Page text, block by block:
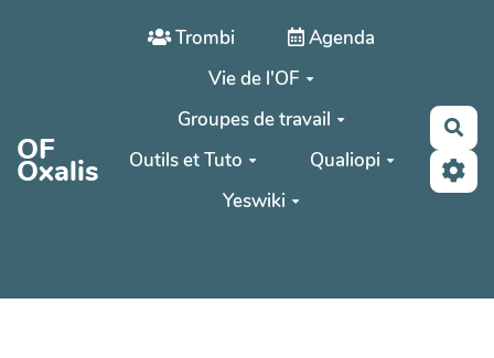
Aller au contenu principal
OF
Oxalis
Trombi
Agenda
Vie de l'OF
Groupes de travail
Outils et Tuto
Qualiopi
Yeswiki